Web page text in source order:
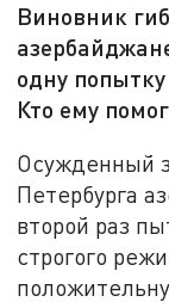
Виновник
одну
Кто ему
Осужденный
Петербурга
второй раз
строгого